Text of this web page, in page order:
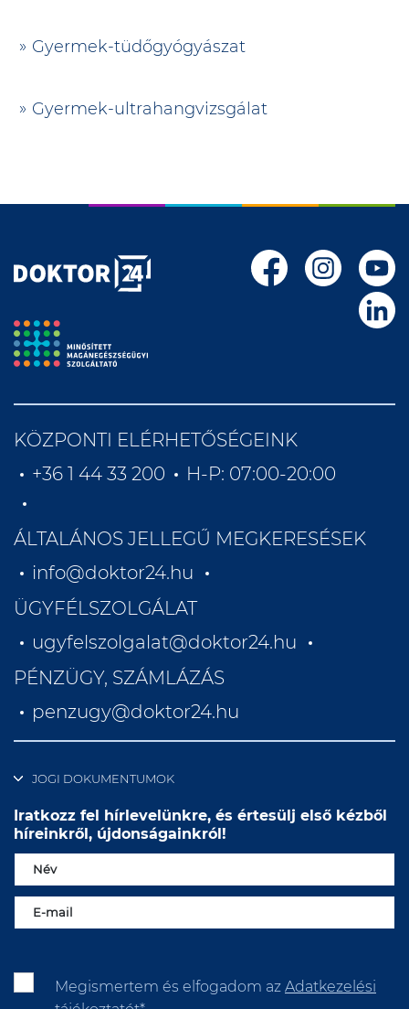
Gyermek-tüdőgyógyászat
Gyermek-ultrahangvizsgálat
KÖZPONTI ELÉRHETŐSÉGEINK
+36 1 44 33 200
H-P: 07:00-20:00
ÁLTALÁNOS JELLEGŰ MEGKERESÉSEK
info@doktor24.hu
ÜGYFÉLSZOLGÁLAT
ugyfelszolgalat@doktor24.hu
PÉNZÜGY, SZÁMLÁZÁS
penzugy@doktor24.hu
JOGI DOKUMENTUMOK
Iratkozz fel hírlevelünkre, és értesülj első kézből
híreinkről, újdonságainkról!
Megismertem és elfogadom az Adatkezelési